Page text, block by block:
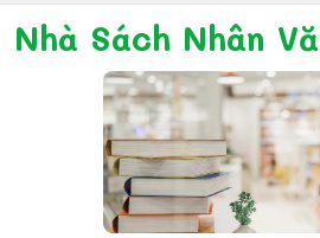
Nhà Sách Nhân